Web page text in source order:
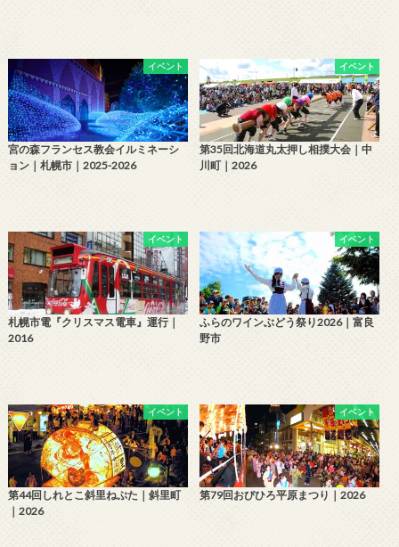
イベント
宮の森フランセス教会イルミネーシ
ョン｜札幌市｜2025-2026
イベント
第35回北海道丸太押し相撲大会｜中
川町｜2026
イベント
札幌市電『クリスマス電車』運行｜
2016
イベント
ふらのワインぶどう祭り2026｜富良
野市
イベント
第44回しれとこ斜里ねぷた｜斜里町
｜2026
イベント
第79回おびひろ平原まつり｜2026